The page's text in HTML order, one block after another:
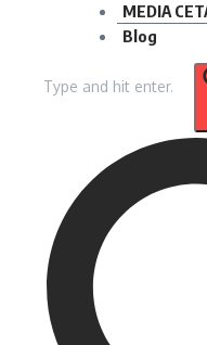
MEDIA
Blog
untuk: